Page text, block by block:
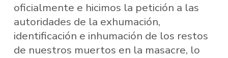
oficialmente e hicimos la petición a las
autoridades de la exhumación,
identificación e inhumación de los restos
de nuestros muertos en la masacre, lo